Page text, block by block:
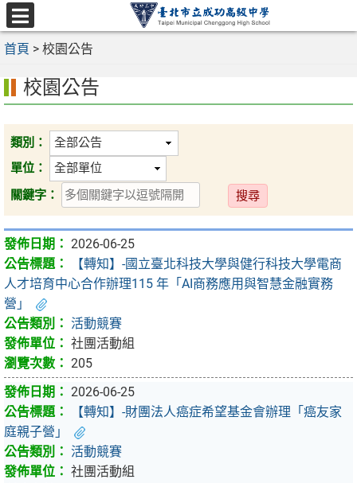
跳
至
主
容
區
選
單
首頁 > 校園公告
校園公告
類別：
單位：
關鍵字：
送
出
2026-06-25
【轉知】-國立臺北科技大學與健行科技大學電商
人才培育中心合作辦理115 年「AI商務應用與智慧金融實務
營」
活動競賽
社團活動組
205
2026-06-25
【轉知】-財團法人癌症希望基金會辦理「癌友家
庭親子營」
活動競賽
社團活動組